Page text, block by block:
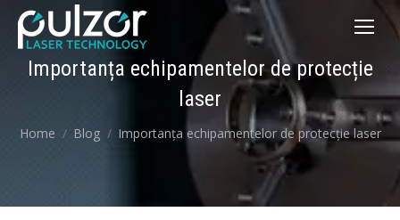
Importanța echipamentelor de protecție
laser
You are here:
Home Blog Importanța echipamentelor de protecție laser